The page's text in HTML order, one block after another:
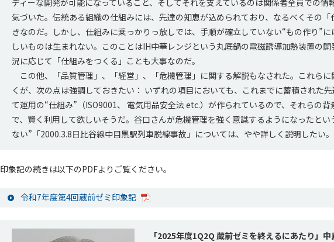
気づいた。伝統ある組織の仕組みには、先達の知恵が込められており、なるべくその「
きなのだ。しかし、仕組みに乗っかりっ放しでは、手順が確立していない“もの作り”に
しいものは生まれない。このことはIH中華レンジという丸底鍋の電磁誘導加熱装置の
況に応じて「仕組みをつくる」ことも大事なのだ。
この他、「品質管理」、「経営」、「危機管理」に関する解説もなされた。これら
くが、次の点は強調しておきたい： いずれの項目においても、これまでに蓄積された
て運用の“仕組み”（ISO9001、 電気用品安全法 etc.）が作られているので、それらの背
で、賢く利用して欲しいそうだ。谷口さんが危機管理を強く意識するようになったとい
ない”「2000.3.8日比谷線中目黒駅列車脱線事故」については、やや詳しく説明したい。
印象記の続きは以下のPDFよりご覧ください。
令和7年度第4回蔵前ゼミ印象記
「2025年度1Q2Q 蔵前ゼミを終えるにあたり」中